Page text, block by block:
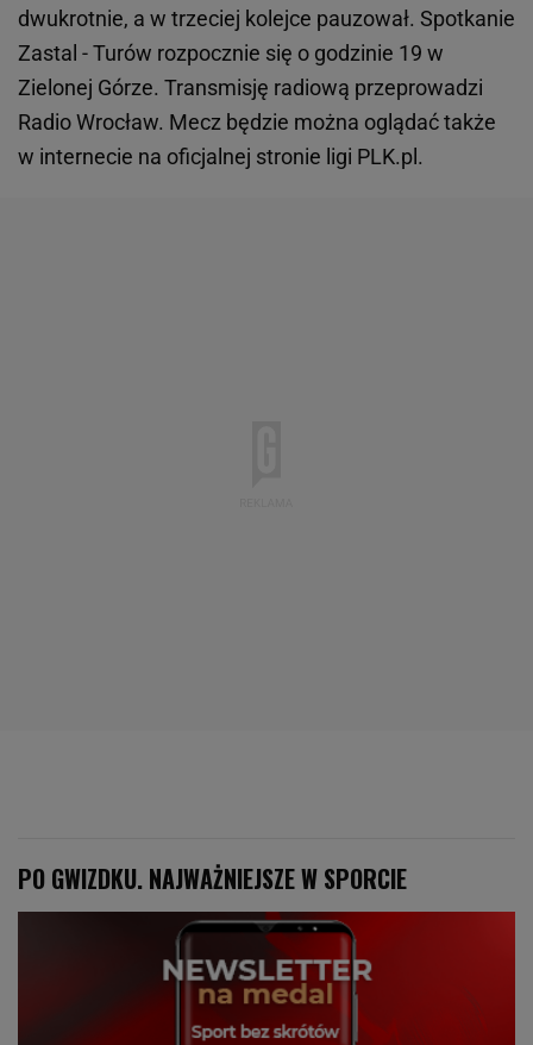
dwukrotnie, a w trzeciej kolejce pauzował. Spotkanie
Zastal - Turów rozpocznie się o godzinie 19 w
Zielonej Górze. Transmisję radiową przeprowadzi
Radio Wrocław. Mecz będzie można oglądać także
w internecie na oficjalnej stronie ligi PLK.pl.